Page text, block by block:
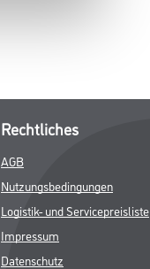
Rechtliches
AGB
Nutzungsbedingungen
Logistik- und Servicepreisliste
Impressum
Datenschutz